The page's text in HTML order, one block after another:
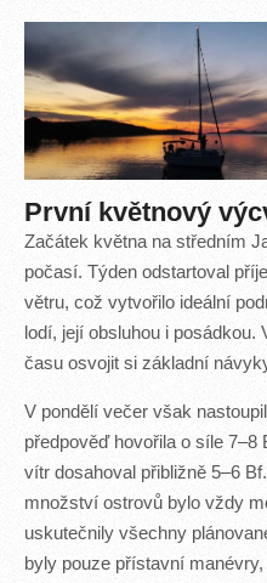
První květnový
Začátek května na středním
počasí. Týden odstartoval
větru, což vytvořilo ideální
lodí, její obsluhou i
času osvojit si základní
V pondělí večer však
předpověď hovořila o síle
vítr dosahoval přibližně 5–6
množství ostrovů bylo vždy
uskutečnily všechny
byly pouze přístavní